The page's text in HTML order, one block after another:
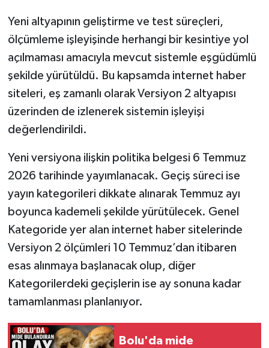
Yeni altyapının geliştirme ve test süreçleri,
ölçümleme işleyişinde herhangi bir kesintiye yol
açılmaması amacıyla mevcut sistemle eşgüdümlü
şekilde yürütüldü. Bu kapsamda internet haber
siteleri, eş zamanlı olarak Versiyon 2 altyapısı
üzerinden de izlenerek sistemin işleyişi
değerlendirildi.
Yeni versiyona ilişkin politika belgesi 6 Temmuz
2026 tarihinde yayımlanacak. Geçiş süreci ise
yayın kategorileri dikkate alınarak Temmuz ayı
boyunca kademeli şekilde yürütülecek. Genel
Kategoride yer alan internet haber sitelerinde
Versiyon 2 ölçümleri 10 Temmuz’dan itibaren
esas alınmaya başlanacak olup, diğer
Kategorilerdeki geçişlerin ise ay sonuna kadar
tamamlanması planlanıyor.
Bolu'da mide